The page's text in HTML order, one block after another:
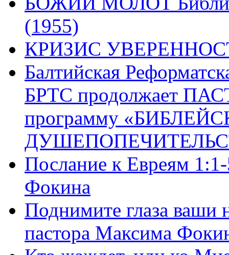
(1955)
КРИЗИС
Балтийская
БРТС продолжает
программу
Послание к Евреям
Фокина
Поднимите глаза ваши
пастора Максима